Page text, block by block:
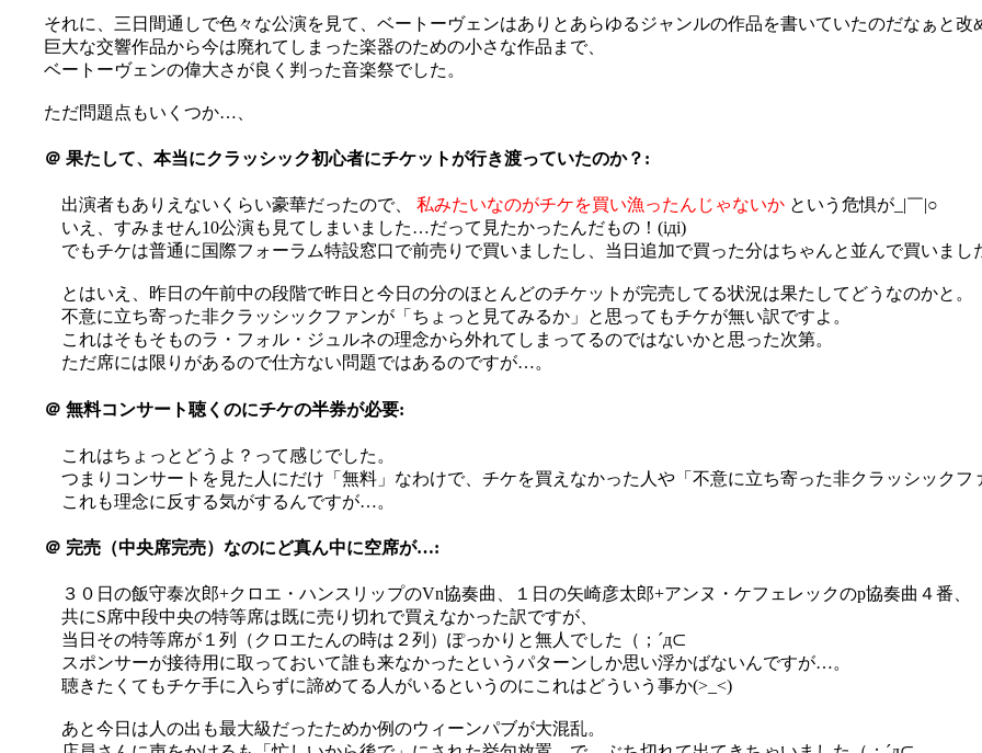
それに、三日間通しで色々な公演を見て、ベートーヴェンはありとあらゆるジャンルの作品を書いていたのだなぁと改
巨大な交響作品から今は廃れてしまった楽器のための小さな作品まで、
ベートーヴェンの偉大さが良く判った音楽祭でした。
ただ問題点もいくつか…、
＠ 果たして、本当にクラッシック初心者にチケットが行き渡っていたのか？:
出演者もありえないくらい豪華だったので、 私みたいなのがチケを買い漁ったんじゃないか という危惧が_|￣|○
いえ、すみません10公演も見てしまいました…だって見たかったんだもの！(iдi)
でもチケは普通に国際フォーラム特設窓口で前売りで買いましたし、当日追加で買った分はちゃんと並んで買いまし
とはいえ、昨日の午前中の段階で昨日と今日の分のほとんどのチケットが完売してる状況は果たしてどうなのかと。
不意に立ち寄った非クラッシックファンが「ちょっと見てみるか」と思ってもチケが無い訳ですよ。
これはそもそものラ・フォル・ジュルネの理念から外れてしまってるのではないかと思った次第。
ただ席には限りがあるので仕方ない問題ではあるのですが…。
＠ 無料コンサート聴くのにチケの半券が必要:
これはちょっとどうよ？って感じでした。
つまりコンサートを見た人にだけ「無料」なわけで、チケを買えなかった人や「不意に立ち寄った非クラッシックフ
これも理念に反する気がするんですが…。
＠ 完売（中央席完売）なのにど真ん中に空席が…:
３０日の飯守泰次郎+クロエ・ハンスリップのVn協奏曲、１日の矢崎彦太郎+アンヌ・ケフェレックのp協奏曲４番、
共にS席中段中央の特等席は既に売り切れで買えなかった訳ですが、
当日その特等席が１列（クロエたんの時は２列）ぽっかりと無人でした（；´д⊂
スポンサーが接待用に取っておいて誰も来なかったというパターンしか思い浮かばないんですが…。
聴きたくてもチケ手に入らずに諦めてる人がいるというのにこれはどういう事か(>_<)
あと今日は人の出も最大級だったためか例のウィーンパブが大混乱。